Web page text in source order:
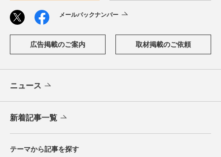
メールバックナンバー
広告掲載のご案内 取材掲載のご依頼
ニュース
新着記事一覧
テーマから記事を探す